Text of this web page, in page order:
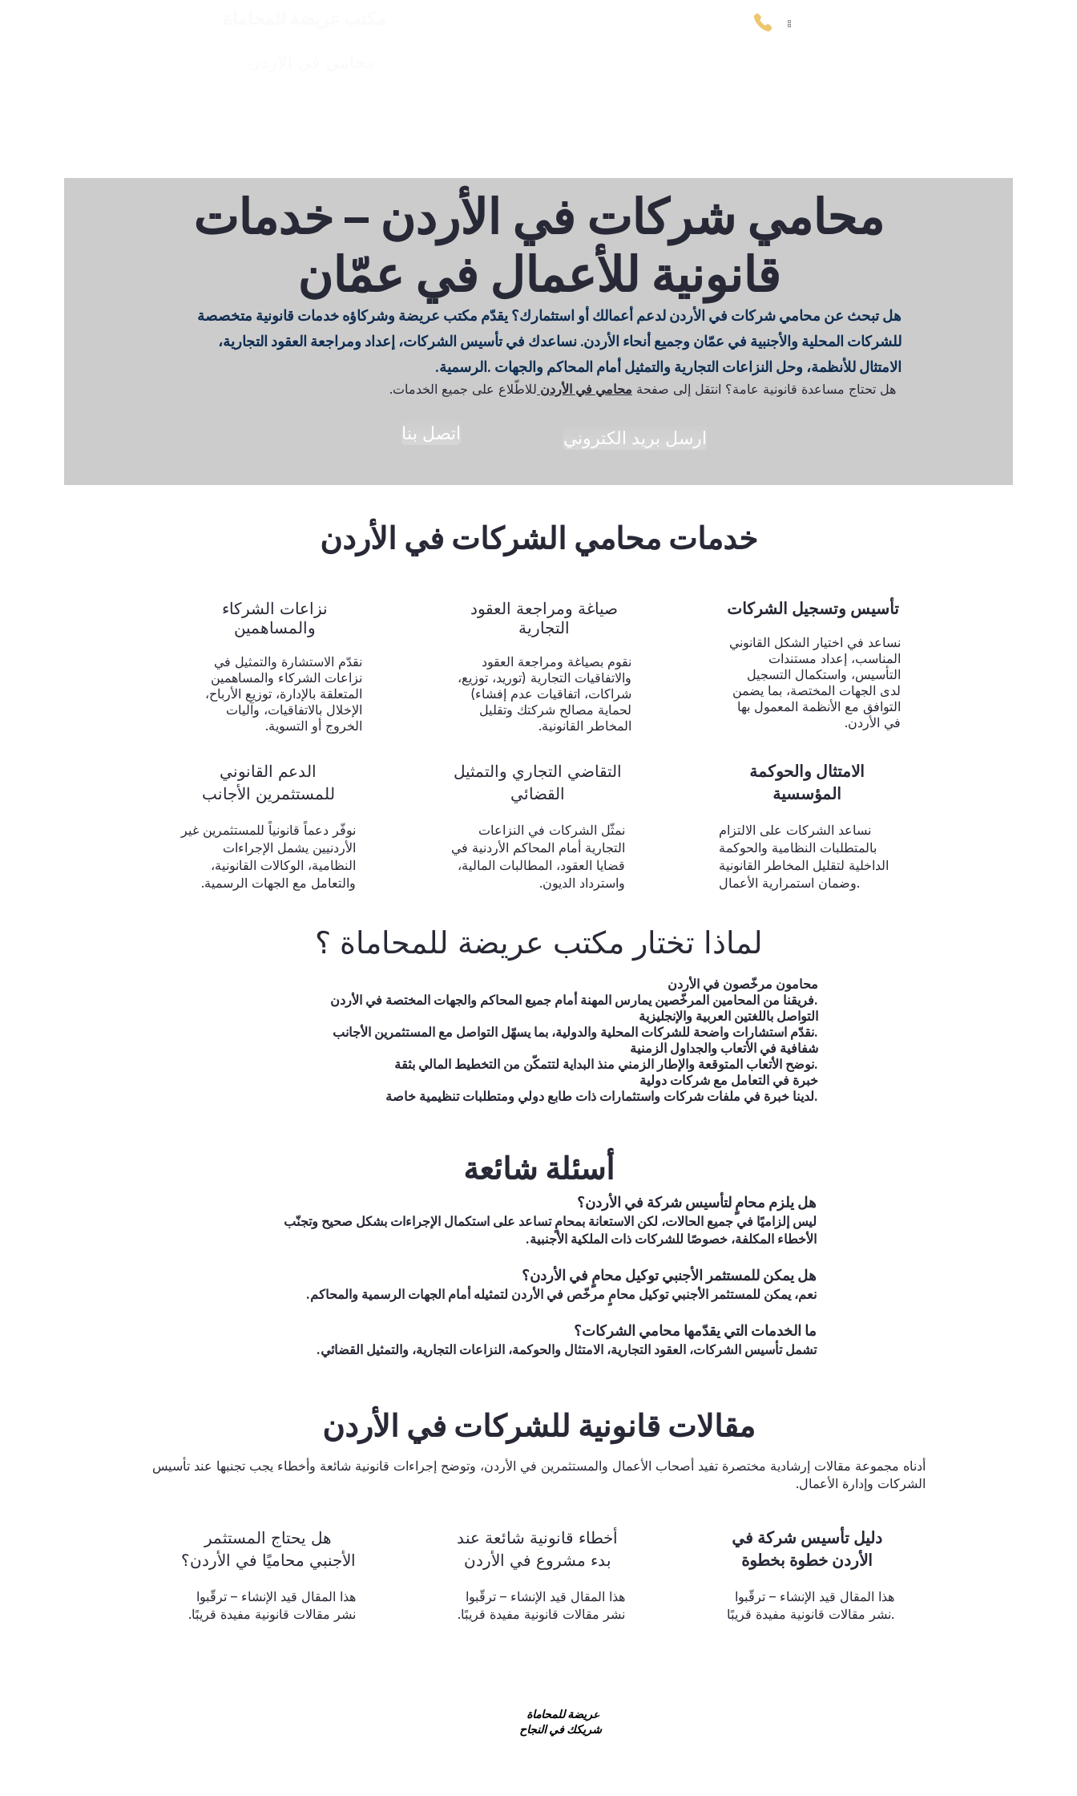
:
محامي شركات في الأردن – خدمات
قانونية للأعمال في عمّان
هل تبحث عن محامي شركات في الأردن لدعم أعمالك أو استثمارك؟ يقدّم مكتب عريضة وشركاؤه خدمات قانونية متخصصة
للشركات المحلية والأجنبية في عمّان وجميع أنحاء الأردن. نساعدك في تأسيس الشركات، إعداد ومراجعة العقود التجارية،
الامتثال للأنظمة، وحل النزاعات التجارية والتمثيل أمام المحاكم والجهات .الرسمية.
هل تحتاج مساعدة قانونية عامة؟ انتقل إلى صفحة محامي في الأردن للاطّلاع على جميع الخدمات.
اتصل بنا ارسل بريد الكتروني
خدمات محامي الشركات في الأردن
نزاعات الشركاء
والمساهمين
نقدّم الاستشارة والتمثيل في
نزاعات الشركاء والمساهمين
المتعلقة بالإدارة، توزيع الأرباح،
الإخلال بالاتفاقيات، وآليات
الخروج أو التسوية.
صياغة ومراجعة العقود
التجارية
نقوم بصياغة ومراجعة العقود
والاتفاقيات التجارية (توريد، توزيع،
شراكات، اتفاقيات عدم إفشاء)
لحماية مصالح شركتك وتقليل
المخاطر القانونية.
تأسيس وتسجيل الشركات
نساعد في اختيار الشكل القانوني
المناسب، إعداد مستندات
التأسيس، واستكمال التسجيل
لدى الجهات المختصة، بما يضمن
التوافق مع الأنظمة المعمول بها
في الأردن.
الدعم القانوني
للمستثمرين الأجانب
نوفّر دعماً قانونياً للمستثمرين غير
الأردنيين يشمل الإجراءات
النظامية، الوكالات القانونية،
والتعامل مع الجهات الرسمية.
التقاضي التجاري والتمثيل
القضائي
نمثّل الشركات في النزاعات
التجارية أمام المحاكم الأردنية في
قضايا العقود، المطالبات المالية،
واسترداد الديون.
الامتثال والحوكمة
المؤسسية
نساعد الشركات على الالتزام
بالمتطلبات النظامية والحوكمة
الداخلية لتقليل المخاطر القانونية
وضمان استمرارية الأعمال.
لماذا تختار مكتب عريضة للمحاماة ؟
محامون مرخّصون في الأردن
فريقنا من المحامين المرخّصين يمارس المهنة أمام جميع المحاكم والجهات المختصة في الأردن.
التواصل باللغتين العربية والإنجليزية
نقدّم استشارات واضحة للشركات المحلية والدولية، بما يسهّل التواصل مع المستثمرين الأجانب.
شفافية في الأتعاب والجداول الزمنية
نوضح الأتعاب المتوقعة والإطار الزمني منذ البداية لتتمكّن من التخطيط المالي بثقة.
خبرة في التعامل مع شركات دولية
لدينا خبرة في ملفات شركات واستثمارات ذات طابع دولي ومتطلبات تنظيمية خاصة.
أسئلة شائعة
هل يلزم محامٍ لتأسيس شركة في الأردن؟
ليس إلزاميًا في جميع الحالات، لكن الاستعانة بمحامٍ تساعد على استكمال الإجراءات بشكل صحيح وتجنّب
الأخطاء المكلفة، خصوصًا للشركات ذات الملكية الأجنبية.
هل يمكن للمستثمر الأجنبي توكيل محامٍ في الأردن؟
نعم، يمكن للمستثمر الأجنبي توكيل محامٍ مرخّص في الأردن لتمثيله أمام الجهات الرسمية والمحاكم.
ما الخدمات التي يقدّمها محامي الشركات؟
تشمل تأسيس الشركات، العقود التجارية، الامتثال والحوكمة، النزاعات التجارية، والتمثيل القضائي.
مقالات قانونية للشركات في الأردن
أدناه مجموعة مقالات إرشادية مختصرة تفيد أصحاب الأعمال والمستثمرين في الأردن، وتوضح إجراءات قانونية شائعة وأخطاء يجب تجنبها عند تأسيس
الشركات وإدارة الأعمال.
هل يحتاج المستثمر
الأجنبي محاميًا في الأردن؟
هذا المقال قيد الإنشاء – ترقّبوا
نشر مقالات قانونية مفيدة قريبًا.
أخطاء قانونية شائعة عند
بدء مشروع في الأردن
هذا المقال قيد الإنشاء – ترقّبوا
نشر مقالات قانونية مفيدة قريبًا.
دليل تأسيس شركة في
الأردن خطوة بخطوة
هذا المقال قيد الإنشاء – ترقّبوا
نشر مقالات قانونية مفيدة قريبًا.
عريضة للمحاماة
شريكك في النجاح